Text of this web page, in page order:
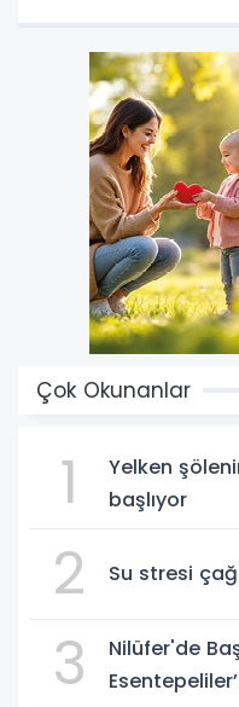
Çok Okunanlar
1
Yelken
başlıyor
2 Su stresi
3
Nilüfer'de